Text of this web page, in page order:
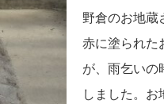
野倉のお地蔵
赤に塗られた
が、雨乞いの
しました。